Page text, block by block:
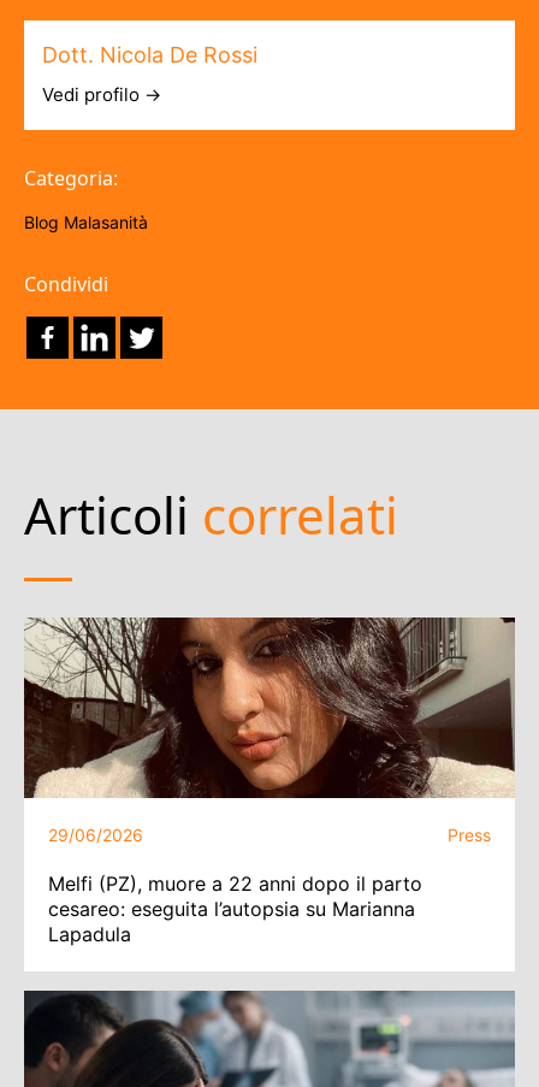
Dott. Nicola De Rossi
Vedi profilo →
Categoria:
Blog Malasanità
Condividi
Articoli correlati
29/06/2026 Press
Melfi (PZ), muore a 22 anni dopo il parto
cesareo: eseguita l’autopsia su Marianna
Lapadula